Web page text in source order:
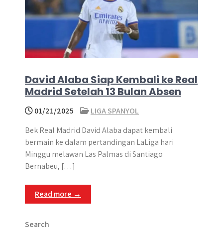
David Alaba Siap Kembali ke Real
Madrid Setelah 13 Bulan Absen
01/21/2025
LIGA SPANYOL
Bek Real Madrid David Alaba dapat kembali
bermain ke dalam pertandingan LaLiga hari
Minggu melawan Las Palmas di Santiago
Bernabeu, […]
Read more →
Search